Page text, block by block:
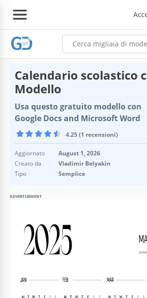
Calendario scolastico
Modello
Usa questo gratuito modello con
Google Docs and Microsoft Word
4.25 (1 recensioni)
Aggiornato
August 1, 2026
Creato da
Vladimir Belyakin
Tipo
Semplice
ADVERTISEMENT
Specifiche del modello
Formato
Google